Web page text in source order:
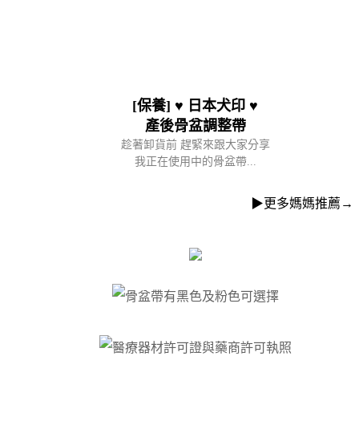
[保養] ♥ 日本犬印 ♥
產後骨盆調整帶
趁著卸貨前 趕緊來跟大家分享
我正在使用中的骨盆帶...
▶更多媽媽推薦→